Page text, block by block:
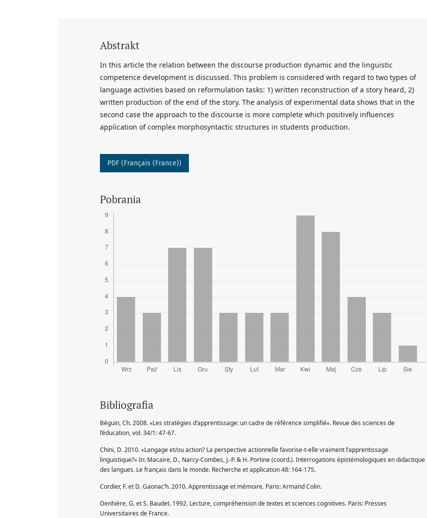
Abstrakt
In this article the relation between the discourse production dynamic and the linguistic
competence development is discussed. This problem is considered with regard to two types of
language activities based on reformulation tasks: 1) written reconstruction of a story heard, 2)
written production of the end of the story. The analysis of experimental data shows that in the
second case the approach to the discourse is more complete which positively influences
application of complex morphosyntactic structures in students production.
PDF (Français (France))
Pobrania
Bibliografia
Béguin, Ch. 2008. «Les stratégies d’apprentissage: un cadre de référence simplifié». Revue des sciences de
l’éducation, vol. 34/1: 47-67.
Chini, D. 2010. «Langage et/ou action? La perspective actionnelle favorise-t-elle vraiment l’apprentissage
linguistique?» In: Macaire, D., Narcy-Combes, J.-P. & H. Portine (coord.). Interrogations épistémologiques en didactique
des langues. Le français dans le monde. Recherche et application 48: 164-175.
Cordier, F. et D. Gaonac’h. 2010. Apprentissage et mémoire. Paris: Armand Colin.
Denhière, G. et S. Baudet. 1992. Lecture, compréhension de textes et sciences cognitives. Paris: Presses
Universitaires de France.